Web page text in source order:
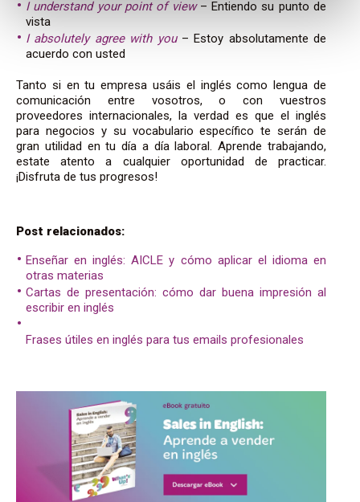
I understand your point of view– Entiendo su punto de
vista
I absolutely agree with you– Estoy absolutamente de
acuerdo con usted
Tanto si en tu empresa usáis el inglés como lengua de
comunicación entre vosotros, o con vuestros
proveedores internacionales, la verdad es que el inglés
para negocios y su vocabulario específico te serán de
gran utilidad en tu día a día laboral. Aprende trabajando,
estate atento a cualquier oportunidad de practicar.
¡Disfruta de tus progresos!
Post relacionados:
Enseñar en inglés: AICLE y cómo aplicar el idioma en
otras materias
Cartas de presentación: cómo dar buena impresión al
escribir en inglés
Frases útiles en inglés para tus emails profesionales